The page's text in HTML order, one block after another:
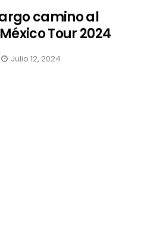
camino al
Tour 2024
Julio 12, 2024